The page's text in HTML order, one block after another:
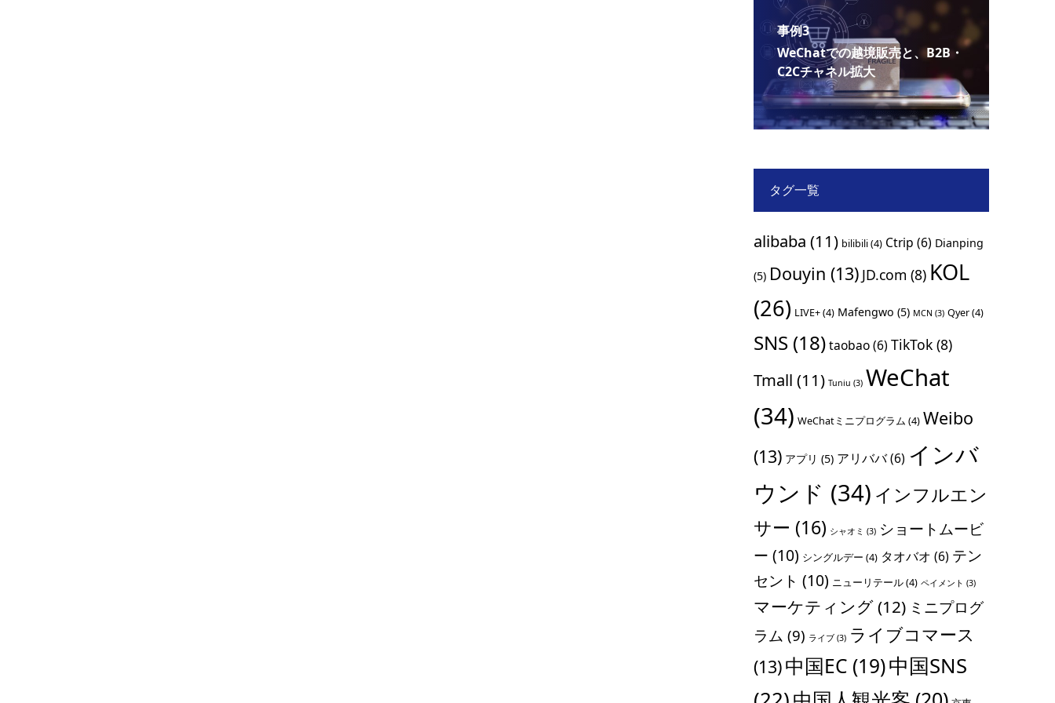
事例3
WeChatでの越境販売と、B2B・
C2Cチャネル拡大
タグ一覧
alibaba (11) bilibili(4) Ctrip (6) Dianping
(5) Douyin (13) JD.com (8) KOL
(26) LIVE+(4) Mafengwo (5) MCN (3) Qyer(4)
SNS (18)taobao(6) TikTok (8)
Tmall (11) Tuniu (3) WeChat
(34) WeChatミニプログラム (4) Weibo
(13) アプリ (5) アリババ(6) インバ
ウンド (34) インフルエン
サー (16) シャオミ (3) ショートムービ
ー (10) シングルデー (4) タオバオ (6) テン
セント (10) ニューリテール(4) ペイメント (3)
マーケティング(12) ミニプログ
ラム (9) ライブ (3) ライブコマース
(13)中国EC (19)中国SNS